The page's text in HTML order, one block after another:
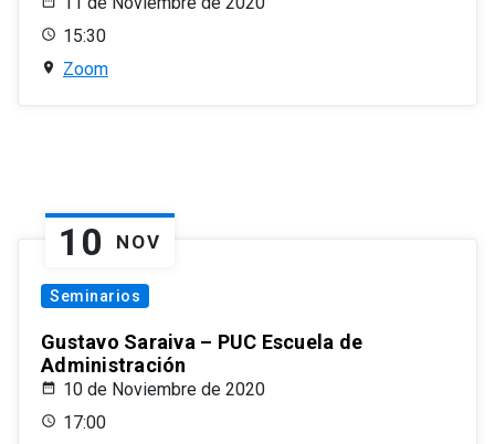
15:30
Zoom
10 NOV
Seminarios
Gustavo Saraiva – PUC Escuela de
Administración
10 de Noviembre de 2020
17:00